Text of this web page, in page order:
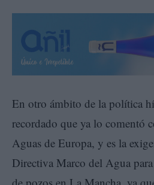
En otro ámbito de la política
recordado que ya lo comentó
Aguas de Europa, y es la
Directiva Marco del Agua